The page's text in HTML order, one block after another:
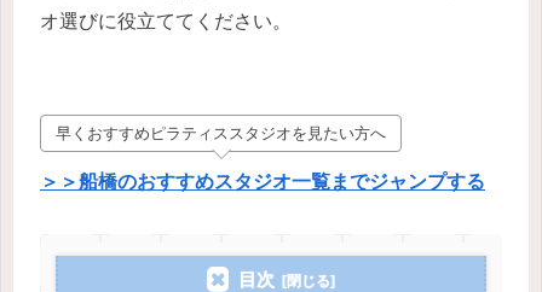
オ選びに役立ててください。
早くおすすめピラティススタジオを見たい方へ
＞＞船橋のおすすめスタジオ一覧までジャンプする
目次